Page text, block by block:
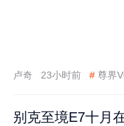
卢奇 23小时前 # 尊界
别克至境E7十月